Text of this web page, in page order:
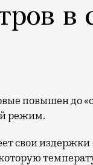
в
режим.
свои издержки